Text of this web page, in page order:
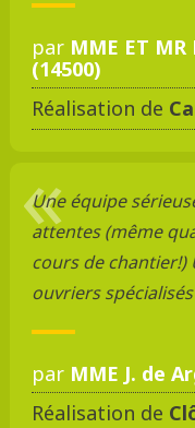
par MME ET
(14500)
Réalisation de
Une équipe
attentes (même
cours de chantier!)
ouvriers
par MME J. de
Réalisation de